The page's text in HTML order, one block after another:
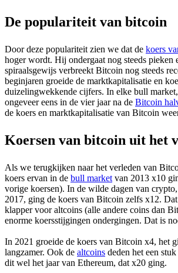
De populariteit van bitcoin
Door deze populariteit zien we dat de koers
hoger wordt. Hij ondergaat nog steeds pieken
spiraalsgewijs verbreekt Bitcoin nog steeds
beginjaren groeide de marktkapitalisatie en
duizelingwekkende cijfers. In elke bull
ongeveer eens in de vier jaar na de Bitcoin
de koers en marktkapitalisatie van Bitcoin
Koersen van bitcoin uit het
Als we terugkijken naar het verleden van
koers ervan in de bull market van 2013 x10
vorige koersen). In de wilde dagen van
2017, ging de koers van Bitcoin zelfs x12.
klapper voor altcoins (alle andere coins dan
enorme koersstijgingen ondergingen. Dat is
In 2021 groeide de koers van Bitcoin x4, het
langzamer. Ook de altcoins deden het een
dit wel het jaar van Ethereum, dat x20 ging.